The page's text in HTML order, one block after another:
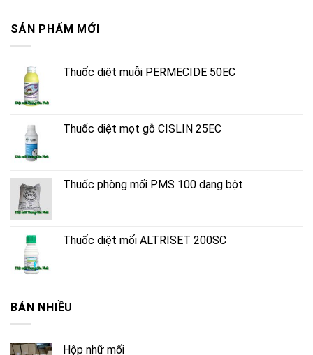
SẢN PHẨM MỚI
Thuốc diệt muỗi PERMECIDE 50EC
Thuốc diệt mọt gỗ CISLIN 25EC
Thuốc phòng mối PMS 100 dạng bột
Thuốc diệt mối ALTRISET 200SC
BÁN NHIỀU
Hộp nhữ mối